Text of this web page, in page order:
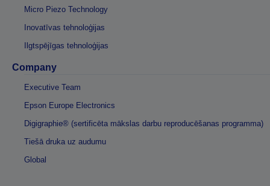
Micro Piezo Technology
Inovatīvas tehnoloģijas
Ilgtspējīgas tehnoloģijas
Company
Executive Team
Epson Europe Electronics
Digigraphie® (sertificēta mākslas darbu reproducēšanas programma)
Tiešā druka uz audumu
Global